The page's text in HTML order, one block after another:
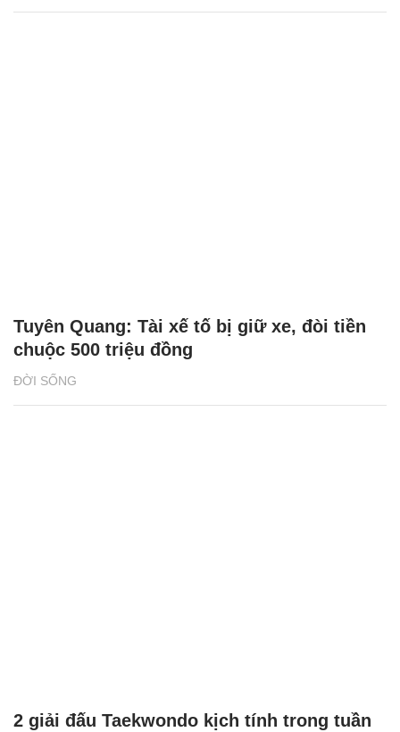
ĐỜI SỐNG
Tuyên Quang: Tài xế tố bị giữ xe, đòi tiền
chuộc 500 triệu đồng
2 giải đấu Taekwondo kịch tính trong tuần